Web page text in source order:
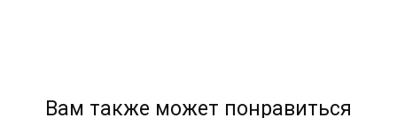
Вам также может понравиться